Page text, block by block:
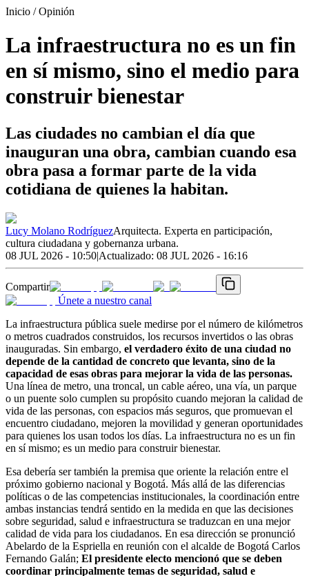
Inicio / Opinión
La infraestructura no es un fin
en sí mismo, sino el medio para
construir bienestar
Las ciudades no cambian el día que
inauguran una obra, cambian cuando esa
obra pasa a formar parte de la vida
cotidiana de quienes la habitan.
Lucy Molano RodríguezArquitecta. Experta en participación,
cultura ciudadana y gobernanza urbana.
08 JUL 2026 - 10:50|Actualizado: 08 JUL 2026 - 16:16
Compartir
Únete a nuestro canal
La infraestructura pública suele medirse por el número de kilómetros
o metros cuadrados construidos, los recursos invertidos o las obras
inauguradas. Sin embargo, el verdadero éxito de una ciudad no
depende de la cantidad de concreto que levanta, sino de la
capacidad de esas obras para mejorar la vida de las personas.
Una línea de metro, una troncal, un cable aéreo, una vía, un parque
o un puente solo cumplen su propósito cuando mejoran la calidad de
vida de las personas, con espacios más seguros, que promuevan el
encuentro ciudadano, mejoren la movilidad y generan oportunidades
para quienes los usan todos los días. La infraestructura no es un fin
en sí mismo; es un medio para construir bienestar.
Esa debería ser también la premisa que oriente la relación entre el
próximo gobierno nacional y Bogotá. Más allá de las diferencias
políticas o de las competencias institucionales, la coordinación entre
ambas instancias tendrá sentido en la medida en que las decisiones
sobre seguridad, salud e infraestructura se traduzcan en una mejor
calidad de vida para los ciudadanos. En esa dirección se pronunció
Abelardo de la Espriella en reunión con el alcalde de Bogotá Carlos
Fernando Galán; El presidente electo mencionó que se deben
coordinar principalmente temas de seguridad, salud e